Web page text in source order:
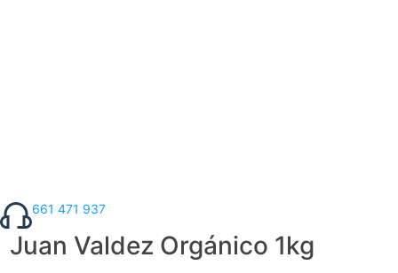
661 471 937
Juan Valdez Orgánico 1kg